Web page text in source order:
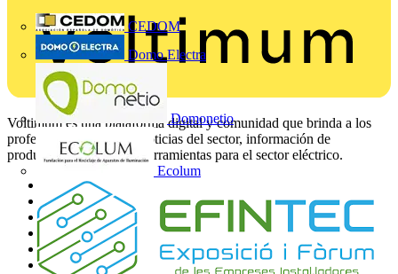
CEDOM
Domo Electra
Domonetio
Ecolum
Voltimum es una plataforma digital y comunidad que brinda a los
profesionales eléctricos noticias del sector, información de
productos, formación y herramientas para el sector eléctrico.
Mapa del sitio
Inicio
Noticias
Academy
Productos
Socios